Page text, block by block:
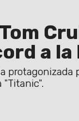
a
protagonizada